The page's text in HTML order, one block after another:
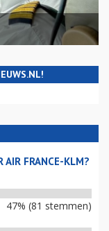
AIR FRANCE-KLM?
47% (81 stemmen)